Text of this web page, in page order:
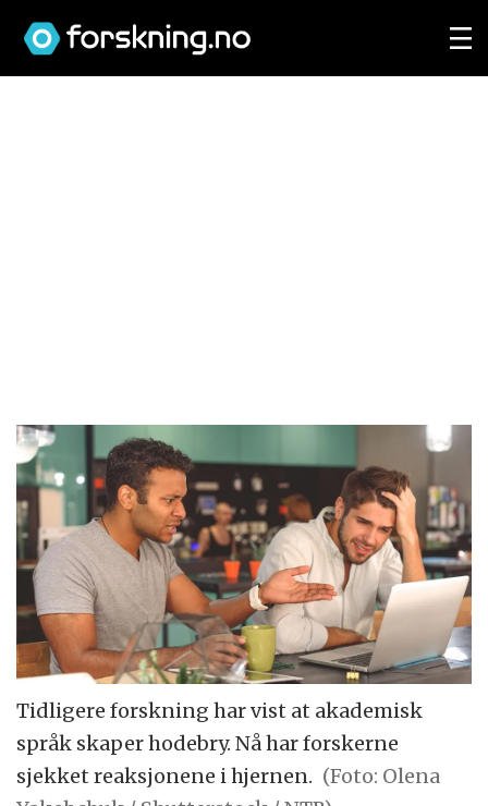
Tidligere forskning har vist at akademisk
språk skaper hodebry. Nå har forskerne
sjekket reaksjonene i hjernen. (Foto: Olena